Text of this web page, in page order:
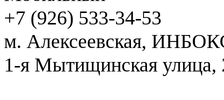
+7 (926) 533-34-53
м. Алексеевская,
1-я Мытищинская улица,